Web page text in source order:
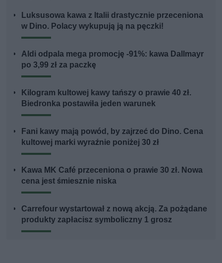
Luksusowa kawa z Italii drastycznie przeceniona
w Dino. Polacy wykupują ją na pęczki!
Aldi odpala mega promocję -91%: kawa Dallmayr
po 3,99 zł za paczkę
Kilogram kultowej kawy tańszy o prawie 40 zł.
Biedronka postawiła jeden warunek
Fani kawy mają powód, by zajrzeć do Dino. Cena
kultowej marki wyraźnie poniżej 30 zł
Kawa MK Café przeceniona o prawie 30 zł. Nowa
cena jest śmiesznie niska
Carrefour wystartował z nową akcją. Za pożądane
produkty zapłacisz symboliczny 1 grosz